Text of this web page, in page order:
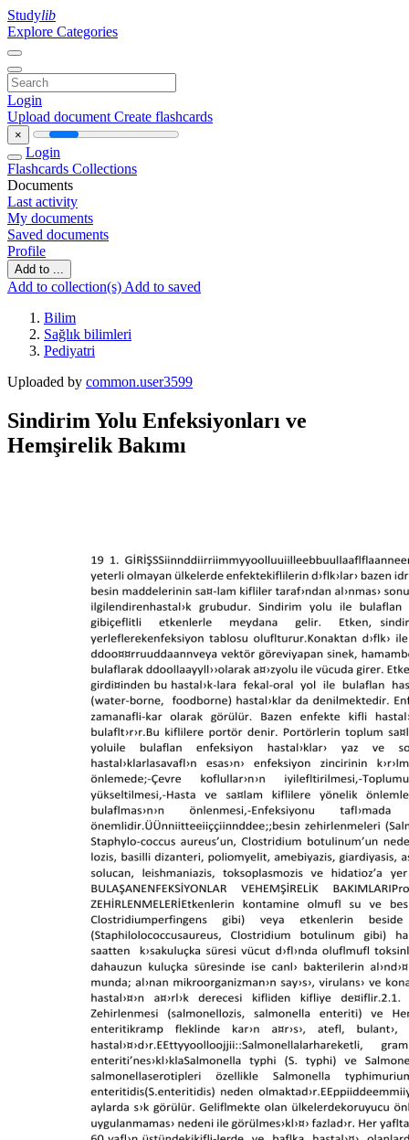
Studylib
Explore Categories
Login
Upload document Create flashcards
×
Login
Flashcards Collections
Documents
Last activity
My documents
Saved documents
Profile
Add to ...
Add to collection(s) Add to saved
Bilim
Sağlık bilimleri
Pediyatri
Uploaded by common.user3599
Sindirim Yolu Enfeksiyonları ve
Hemşirelik Bakımı